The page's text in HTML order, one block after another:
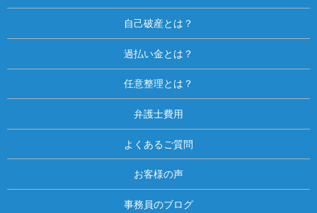
自己破産とは？
過払い金とは？
任意整理とは？
弁護士費用
よくあるご質問
お客様の声
事務員のブログ